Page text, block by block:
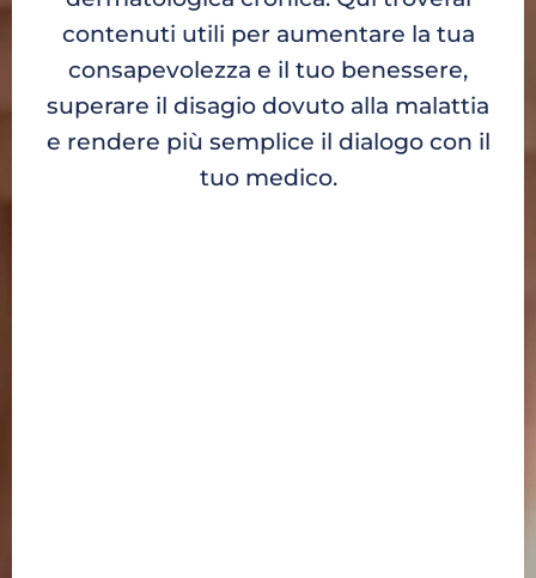
contenuti utili per aumentare la tua
consapevolezza e il tuo benessere,
superare il disagio dovuto alla malattia
e rendere più semplice il dialogo con il
tuo medico.